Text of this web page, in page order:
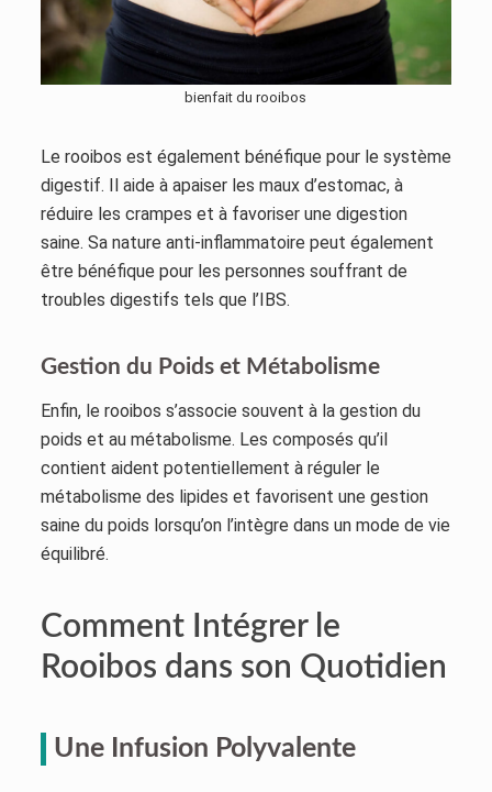
bienfait du rooibos
Le rooibos est également bénéfique pour le système
digestif. Il aide à apaiser les maux d’estomac, à
réduire les crampes et à favoriser une digestion
saine. Sa nature anti-inflammatoire peut également
être bénéfique pour les personnes souffrant de
troubles digestifs tels que l’IBS.
Gestion du Poids et Métabolisme
Enfin, le rooibos s’associe souvent à la gestion du
poids et au métabolisme. Les composés qu’il
contient aident potentiellement à réguler le
métabolisme des lipides et favorisent une gestion
saine du poids lorsqu’on l’intègre dans un mode de vie
équilibré.
Comment Intégrer le
Rooibos dans son Quotidien
Une Infusion Polyvalente